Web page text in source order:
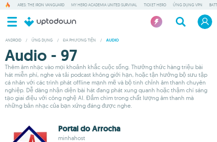
ARES: THE IRON VANGUARD MY HERO ACADEMIA UNITED SURVIVAL TICKET HERO ỨNG DỤNG VPN
ANDROID / ỨNG DỤNG / ĐA PHƯƠNG TIỆN / AUDIO
Audio - 97
Thêm âm nhạc vào mọi khoảnh khắc cuộc sống. Thưởng thức hàng triệu bài
hát miễn phí, nghe và tải podcast không giới hạn, hoặc tận hưởng bộ sưu tập
cá nhân với các trình phát offline mạnh mẽ và bộ tinh chỉnh âm thanh chuyên
nghiệp. Dễ dàng nhận diện bài hát đang phát xung quanh hoặc thậm chí sáng
tạo giai điệu với công nghệ AI. Đắm chìm trong chất lượng âm thanh mà
những bản nhạc của bạn xứng đáng được nghe.
Portal do Arrocha
minhahost